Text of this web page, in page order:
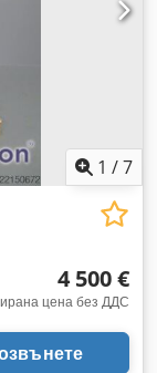
1 /7
4 500 €
цена без ДДС